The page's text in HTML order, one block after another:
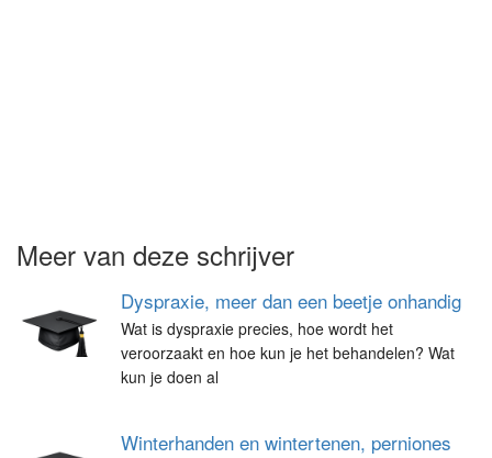
Meer van deze schrijver
Dyspraxie, meer dan een beetje onhandig
Wat is dyspraxie precies, hoe wordt het
veroorzaakt en hoe kun je het behandelen? Wat
kun je doen al
Winterhanden en wintertenen, perniones